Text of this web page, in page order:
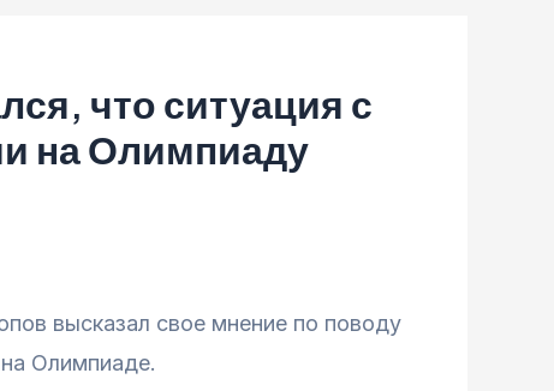
что ситуация с
на Олимпиаду
высказал свое мнение по поводу
Олимпиаде.